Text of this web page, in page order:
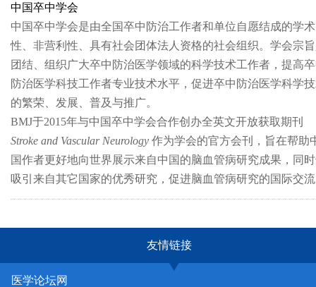
中国卒中学会
中国卒中学会是由全国卒中防治工作者和单位自愿结成的学术
性、非营利性、具有社会团体法人资格的社会组织。学会宗
团结、组织广大卒中防治医学领域的科学技术工作者，提高
防治医学科技工作者专业技术水平，促进卒中防治医学科学
的繁荣、发展、普及与推广。
BMJ于2015年与中国卒中学会合作创办全英文开放获取期刊
Stroke and Vascular Neurology 作为学会的官方会刊，旨在帮助
国作者更好地向世界展示来自中国的脑血管病研究成果，同
吸引来自其它国家的优秀研究，促进脑血管病研究的国际交
友情链接
医学论坛网